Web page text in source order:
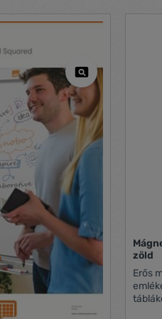
zöld
Erős